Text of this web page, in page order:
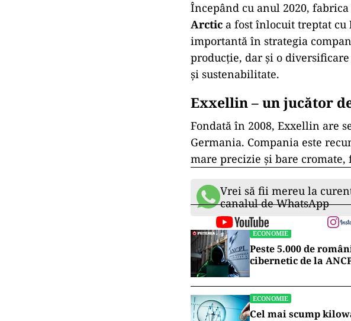
Începând cu anul 2020,
Arctic a fost înlocuit treptat cu
importantă în strategia
producție, dar și o
și sustenabilitate.
Exxellin – un jucător
Fondată în 2008, Exxellin are
Germania. Compania este
mare precizie și bare
Vrei să fii mereu la
canalul de WhatsApp
ECONOMIE
Peste 5.000 de
cibernetic de la
ECONOMIE
Cel mai scump